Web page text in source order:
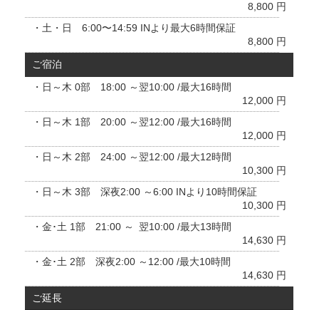
8,800 円
・土・日 6:00〜14:59 INより最大6時間保証
8,800 円
ご宿泊
・日～木 0部 18:00 ～翌10:00 /最大16時間
12,000 円
・日～木 1部 20:00 ～翌12:00 /最大16時間
12,000 円
・日～木 2部 24:00 ～翌12:00 /最大12時間
10,300 円
・日～木 3部 深夜2:00 ～6:00 INより10時間保証
10,300 円
・金･土 1部 21:00 ～ 翌10:00 /最大13時間
14,630 円
・金･土 2部 深夜2:00 ～12:00 /最大10時間
14,630 円
ご延長